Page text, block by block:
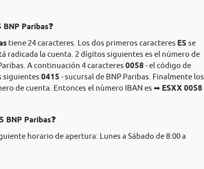
Paribas❓
tiene 24 caracteres. Los dos primeros caracteres ES se
radicada la cuenta. 2 dígitos siguientes es el número de
A continuación 4 caracteres 0058 - el código de
siguientes 0415 - sucursal de BNP Paribas. Finalmente los
de cuenta. Entonces el nùmero IBAN es ➡ ESXX 0058
Paribas❓
horario de apertura: Lunes a Sábado de 8:00 a